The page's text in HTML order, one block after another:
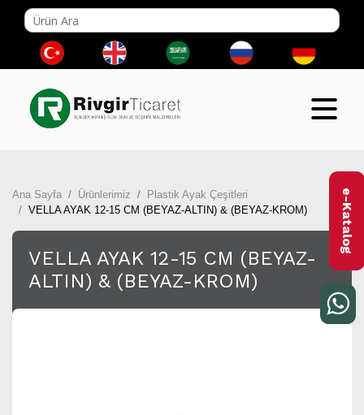
Ana Sayfa Ürünlerimiz
Plastik Ayak Çeşitleri
VELLA AYAK 12-15 CM (BEYAZ-ALTIN) & (BEYAZ-KROM)
VELLA AYAK 12-15 CM (BEYAZ-
ALTIN) & (BEYAZ-KROM)
e-Katalog